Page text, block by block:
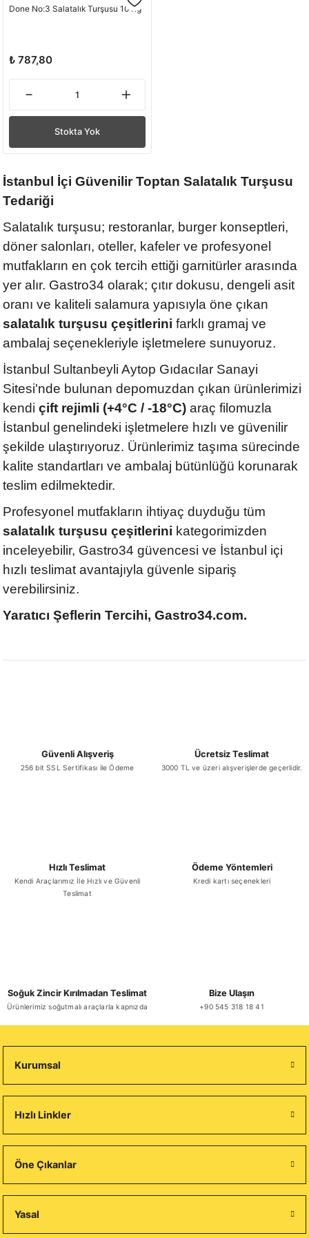
Done No:3 Salatalık Turşusu 10 Kg
₺ 787,80
Stokta Yok
İstanbul İçi Güvenilir Toptan Salatalık Turşusu
Tedariği
Salatalık turşusu; restoranlar, burger konseptleri,
döner salonları, oteller, kafeler ve profesyonel
mutfakların en çok tercih ettiği garnitürler arasında
yer alır. Gastro34 olarak; çıtır dokusu, dengeli asit
oranı ve kaliteli salamura yapısıyla öne çıkan
salatalık turşusu çeşitlerini farklı gramaj ve
ambalaj seçenekleriyle işletmelere sunuyoruz.
İstanbul Sultanbeyli Aytop Gıdacılar Sanayi
Sitesi'nde bulunan depomuzdan çıkan ürünlerimizi
kendi çift rejimli (+4°C / -18°C) araç filomuzla
İstanbul genelindeki işletmelere hızlı ve güvenilir
şekilde ulaştırıyoruz. Ürünlerimiz taşıma sürecinde
kalite standartları ve ambalaj bütünlüğü korunarak
teslim edilmektedir.
Profesyonel mutfakların ihtiyaç duyduğu tüm
salatalık turşusu çeşitlerini kategorimizden
inceleyebilir, Gastro34 güvencesi ve İstanbul içi
hızlı teslimat avantajıyla güvenle sipariş
verebilirsiniz.
Yaratıcı Şeflerin Tercihi, Gastro34.com.
Güvenli Alışveriş
256 bit SSL Sertifikası ile Ödeme
Ücretsiz Teslimat
3000 TL ve üzeri alışverişlerde geçerlidir.
Hızlı Teslimat
Kendi Araçlarımız İle Hızlı ve Güvenli
Teslimat
Ödeme Yöntemleri
Kredi kartı seçenekleri
Soğuk Zincir Kırılmadan Teslimat
Ürünlerimiz soğutmalı araçlarla kapnızda
Bize Ulaşın
+90 545 318 18 41
Kurumsal
Hızlı Linkler
Öne Çıkanlar
Yasal